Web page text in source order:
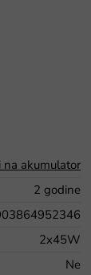
na akumulator
2 godine
2x45W
Ne